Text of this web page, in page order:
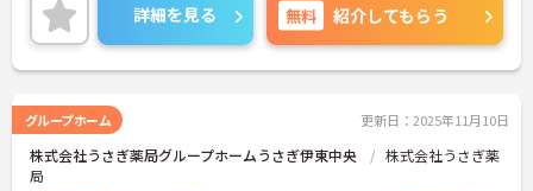
ご興味のある方はお気軽にお問い合わせください！
詳細を見る 無料 紹介してもらう
グループホーム 更新日：2025年11月10日
株式会社うさぎ薬局グループホームうさぎ伊東中央
株式会社うさぎ薬
局